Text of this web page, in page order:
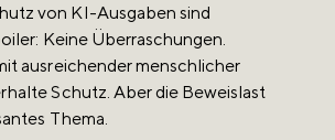
von KI-Ausgaben sind
Keine Überraschungen.
ausreichender menschlicher
Schutz. Aber die Beweislast
Thema.